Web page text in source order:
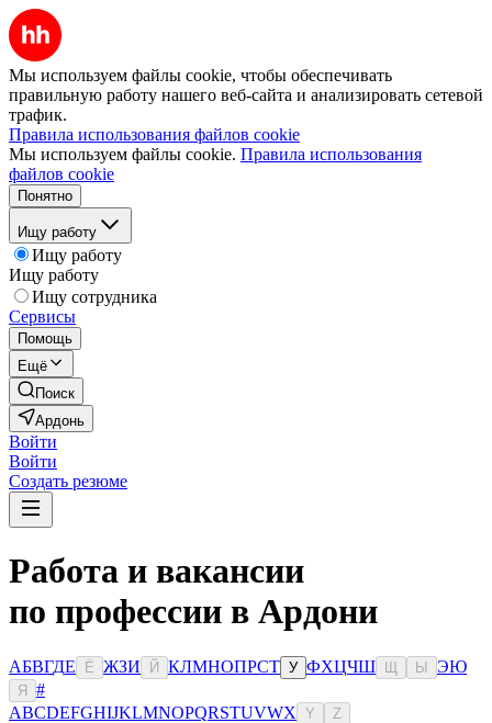
Мы используем файлы cookie, чтобы обеспечивать
правильную работу нашего веб-сайта и анализировать сетевой
трафик.
Правила использования файлов cookie
Мы используем файлы cookie. Правила использования
файлов cookie
Понятно
Ищу работу
Ищу работу
Ищу работу
Ищу сотрудника
Сервисы
Помощь
Ещё
Поиск
Ардонь
Войти
Войти
Создать резюме
Работа и вакансии
по профессии в Ардони
АБВГДЕ Ё ЖЗИ Й КЛМНОПРСТ У ФХЦЧШ Ы ЭЮ
Я
#
ABCDEFGHIJKLMNOPQRSTUVWX Y Z